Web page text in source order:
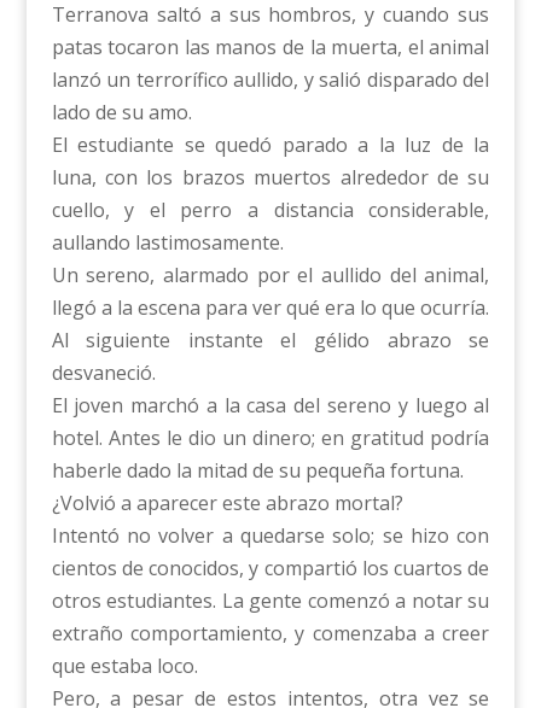
Terranova saltó a sus hombros, y cuando sus
patas tocaron las manos de la muerta, el animal
lanzó un terrorífico aullido, y salió disparado del
lado de su amo.
El estudiante se quedó parado a la luz de la
luna, con los brazos muertos alrededor de su
cuello, y el perro a distancia considerable,
aullando lastimosamente.
Un sereno, alarmado por el aullido del animal,
llegó a la escena para ver qué era lo que ocurría.
Al siguiente instante el gélido abrazo se
desvaneció.
El joven marchó a la casa del sereno y luego al
hotel. Antes le dio un dinero; en gratitud podría
haberle dado la mitad de su pequeña fortuna.
¿Volvió a aparecer este abrazo mortal?
Intentó no volver a quedarse solo; se hizo con
cientos de conocidos, y compartió los cuartos de
otros estudiantes. La gente comenzó a notar su
extraño comportamiento, y comenzaba a creer
que estaba loco.
Pero, a pesar de estos intentos, otra vez se